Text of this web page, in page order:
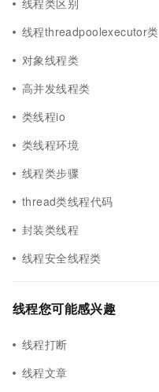
线程类区别
线程threadpoolexecutor类
对象线程类
高并发线程类
类线程io
类线程环境
线程类步骤
thread类线程代码
封装类线程
线程安全线程类
线程您可能感兴趣
线程打断
线程文章